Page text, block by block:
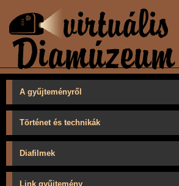
A gyűjteményről
Történet és technikák
Diafilmek
Link gyűjtemény